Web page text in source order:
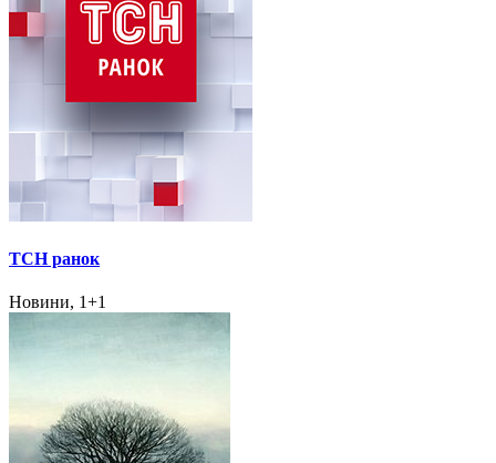
ТСН ранок
Новини, 1+1